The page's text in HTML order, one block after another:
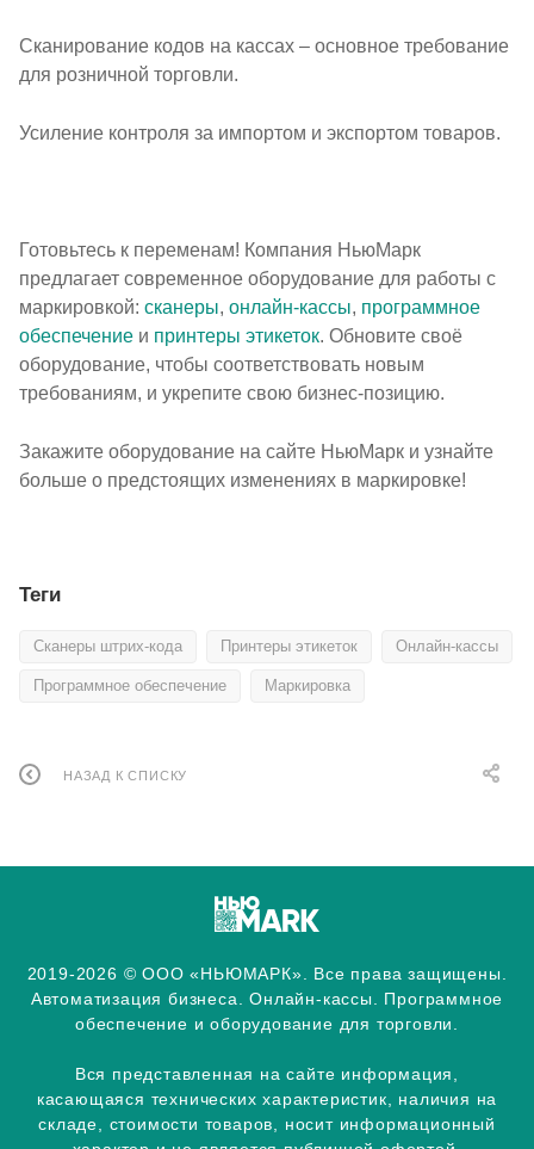
Сканирование кодов на кассах – основное требование
для розничной торговли.
Усиление контроля за импортом и экспортом товаров.
Готовьтесь к переменам! Компания НьюМарк
предлагает современное оборудование для работы с
маркировкой: сканеры, онлайн-кассы, программное
обеспечение и принтеры этикеток. Обновите своё
оборудование, чтобы соответствовать новым
требованиям, и укрепите свою бизнес-позицию.
Закажите оборудование на сайте НьюМарк и узнайте
больше о предстоящих изменениях в маркировке!
Теги
Сканеры штрих-кода Принтеры этикеток Онлайн-кассы
Программное обеспечение Маркировка
НАЗАД К СПИСКУ
2019-2026 © ООО «НЬЮМАРК». Все права защищены.
Автоматизация бизнеса. Онлайн-кассы. Программное
обеспечение и оборудование для торговли.
Вся представленная на сайте информация,
касающаяся технических характеристик, наличия на
складе, стоимости товаров, носит информационный